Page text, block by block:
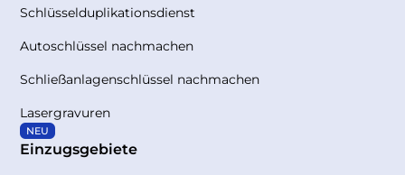
Schlüsselduplikationsdienst
Autoschlüssel nachmachen
Schließanlagenschlüssel nachmachen
Lasergravuren
NEU
Einzugsgebiete